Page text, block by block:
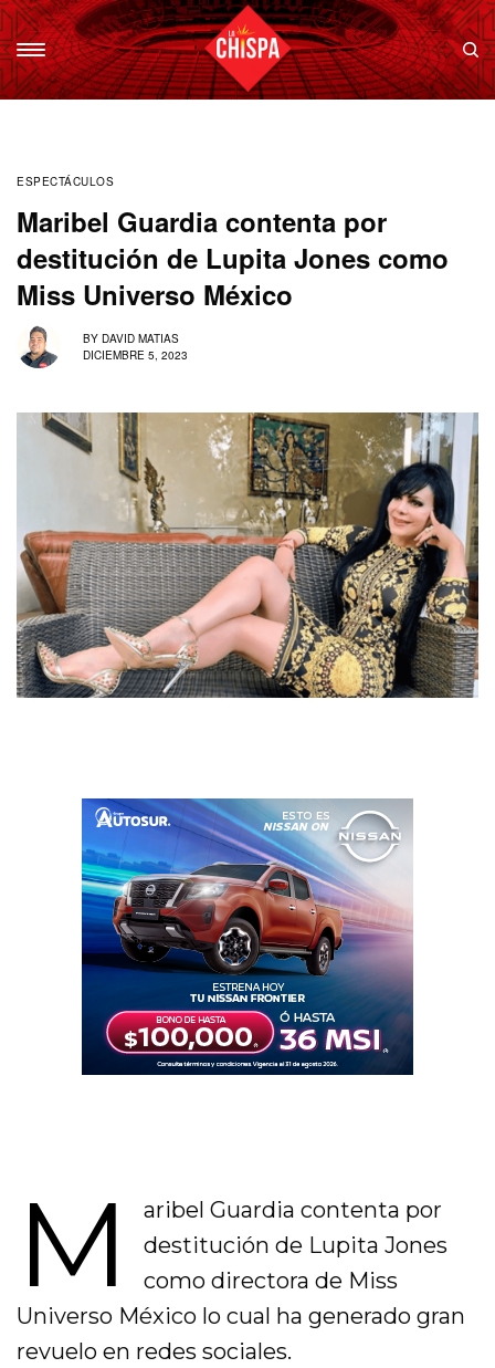
ESPECTÁCULOS
Maribel Guardia contenta por
destitución de Lupita Jones como
Miss Universo México
BY DAVID MATIAS
DICIEMBRE 5, 2023
M
aribel Guardia contenta por
destitución de Lupita Jones
como directora de Miss
Universo México lo cual ha generado gran
revuelo en redes sociales.